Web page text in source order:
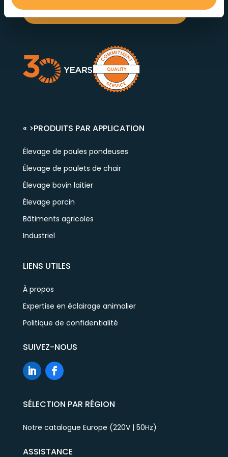
Contactez notre service à la clientèle
« >PRODUITS PAR APPLICATION
Élevage de poules pondeuses
Élevage de poulets de chair
Élevage bovin laitier
Élevage porcin
Bâtiments agricoles
Industriel
LIENS UTILES
À propos
Expertise en éclairage animalier
Politique de confidentialité
SUIVEZ-NOUS
SÉLECTION PAR RÉGION
Notre catalogue Europe (220V | 50Hz)
ASSISTANCE